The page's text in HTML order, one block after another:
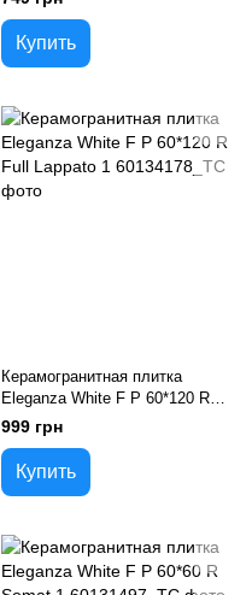
Купить
Керамогранитная плитка
Eleganza White F P 60*120 R
Full Lappato 1
999 грн
Купить